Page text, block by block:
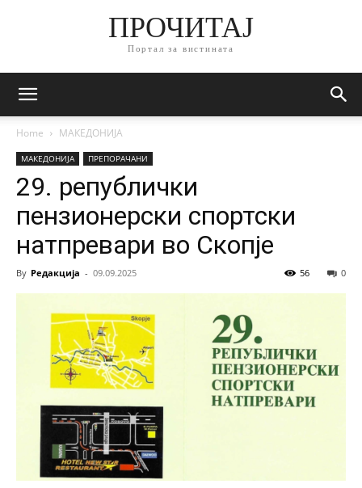
ПРОЧИТАЈ
Портал за вистината
Home МАКЕДОНИЈА
МАКЕДОНИЈА ПРЕПОРАЧАНИ
29. републички
пензионерски спортски
натпревари во Скопје
By Редакција - 09.09.2025 0
56